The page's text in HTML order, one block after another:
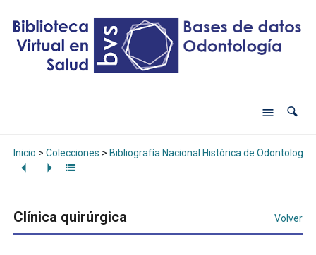
Inicio > Colecciones > Bibliografía Nacional Histórica de Odontología
Clínica quirúrgica Volver